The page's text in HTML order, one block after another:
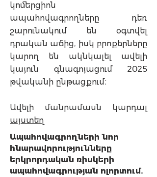
կոմերցիոն
ապահովագրողները դեռ
շարունակում են օգտվել
դրական աճից, իսկ բրոքերները
կարող են ակնկալել ավելի
կայուն գնագոյացում 2025
թվականի ընթացքում։
Ավելի մանրամասն կարդալ
այստեղ
Ապահովագրողների նոր
հնարավորությունները
երկրորդական ռիսկերի
ապահովագրության ոլորտում.